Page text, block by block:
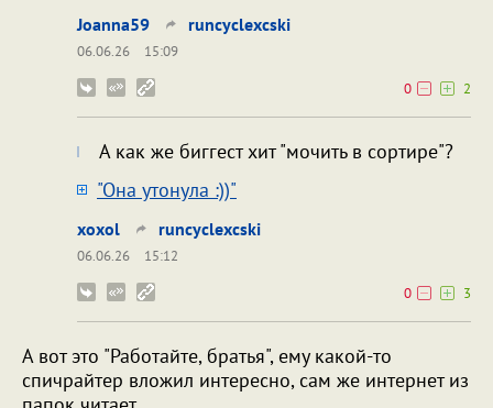
Joanna59 runcyclexcski
06.06.26
15:09
0
2
А как же биггест хит "мочить в сортире"?
"Она утонула :))"
xoxol runcyclexcski
06.06.26
15:12
0
3
А вот это "Работайте, братья", ему какой-то
спичрайтер вложил интересно, сам же интернет из